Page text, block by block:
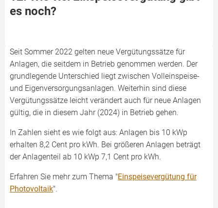
es noch?
Seit Sommer 2022 gelten neue Vergütungssätze für
Anlagen, die seitdem in Betrieb genommen werden. Der
grundlegende Unterschied liegt zwischen Volleinspeise-
und Eigenversorgungsanlagen. Weiterhin sind diese
Vergütungssätze leicht verändert auch für neue Anlagen
gültig, die in diesem Jahr (2024) in Betrieb gehen.
In Zahlen sieht es wie folgt aus: Anlagen bis 10 kWp
erhalten 8,2 Cent pro kWh. Bei größeren Anlagen beträgt
der Anlagenteil ab 10 kWp 7,1 Cent pro kWh.
Erfahren Sie mehr zum Thema "Einspeisevergütung für
Photovoltaik".